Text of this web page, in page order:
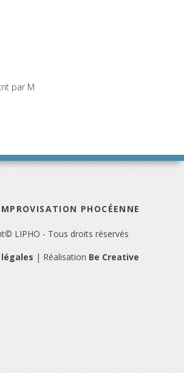
par M
PHOCÉENNE
LIPHO - Tous droits réservés
| Réalisation Be Creative